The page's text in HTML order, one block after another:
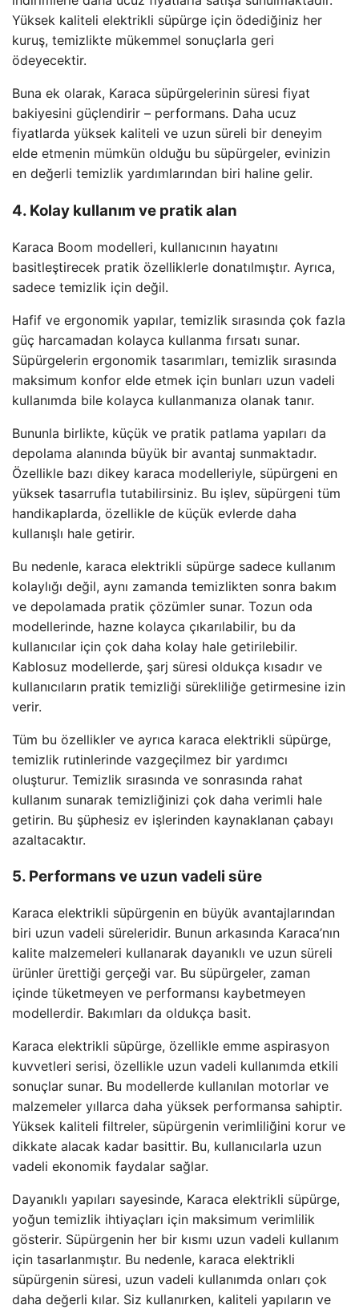
Yüksek kaliteli elektrikli süpürge için ödediğiniz her
kuruş, temizlikte mükemmel sonuçlarla geri
ödeyecektir.
Buna ek olarak, Karaca süpürgelerinin süresi fiyat
bakiyesini güçlendirir – performans. Daha ucuz
fiyatlarda yüksek kaliteli ve uzun süreli bir deneyim
elde etmenin mümkün olduğu bu süpürgeler, evinizin
en değerli temizlik yardımlarından biri haline gelir.
4. Kolay kullanım ve pratik alan
Karaca Boom modelleri, kullanıcının hayatını
basitleştirecek pratik özelliklerle donatılmıştır. Ayrıca,
sadece temizlik için değil.
Hafif ve ergonomik yapılar, temizlik sırasında çok fazla
güç harcamadan kolayca kullanma fırsatı sunar.
Süpürgelerin ergonomik tasarımları, temizlik sırasında
maksimum konfor elde etmek için bunları uzun vadeli
kullanımda bile kolayca kullanmanıza olanak tanır.
Bununla birlikte, küçük ve pratik patlama yapıları da
depolama alanında büyük bir avantaj sunmaktadır.
Özellikle bazı dikey karaca modelleriyle, süpürgeni en
yüksek tasarrufla tutabilirsiniz. Bu işlev, süpürgeni tüm
handikaplarda, özellikle de küçük evlerde daha
kullanışlı hale getirir.
Bu nedenle, karaca elektrikli süpürge sadece kullanım
kolaylığı değil, aynı zamanda temizlikten sonra bakım
ve depolamada pratik çözümler sunar. Tozun oda
modellerinde, hazne kolayca çıkarılabilir, bu da
kullanıcılar için çok daha kolay hale getirilebilir.
Kablosuz modellerde, şarj süresi oldukça kısadır ve
kullanıcıların pratik temizliği sürekliliğe getirmesine izin
verir.
Tüm bu özellikler ve ayrıca karaca elektrikli süpürge,
temizlik rutinlerinde vazgeçilmez bir yardımcı
oluşturur. Temizlik sırasında ve sonrasında rahat
kullanım sunarak temizliğinizi çok daha verimli hale
getirin. Bu şüphesiz ev işlerinden kaynaklanan çabayı
azaltacaktır.
5. Performans ve uzun vadeli süre
Karaca elektrikli süpürgenin en büyük avantajlarından
biri uzun vadeli süreleridir. Bunun arkasında Karaca’nın
kalite malzemeleri kullanarak dayanıklı ve uzun süreli
ürünler ürettiği gerçeği var. Bu süpürgeler, zaman
içinde tüketmeyen ve performansı kaybetmeyen
modellerdir. Bakımları da oldukça basit.
Karaca elektrikli süpürge, özellikle emme aspirasyon
kuvvetleri serisi, özellikle uzun vadeli kullanımda etkili
sonuçlar sunar. Bu modellerde kullanılan motorlar ve
malzemeler yıllarca daha yüksek performansa sahiptir.
Yüksek kaliteli filtreler, süpürgenin verimliliğini korur ve
dikkate alacak kadar basittir. Bu, kullanıcılarla uzun
vadeli ekonomik faydalar sağlar.
Dayanıklı yapıları sayesinde, Karaca elektrikli süpürge,
yoğun temizlik ihtiyaçları için maksimum verimlilik
gösterir. Süpürgenin her bir kısmı uzun vadeli kullanım
için tasarlanmıştır. Bu nedenle, karaca elektrikli
süpürgenin süresi, uzun vadeli kullanımda onları çok
daha değerli kılar. Siz kullanırken, kaliteli yapıların ve